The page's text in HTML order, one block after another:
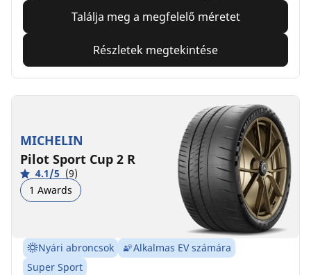
Találja meg a megfelelő méretet
Részletek megtekintése
MICHELIN
Pilot Sport Cup 2 R
4.1/5 (9)
1 Awards
Nyári abroncsok
Alkalmas EV számára
Super Sport